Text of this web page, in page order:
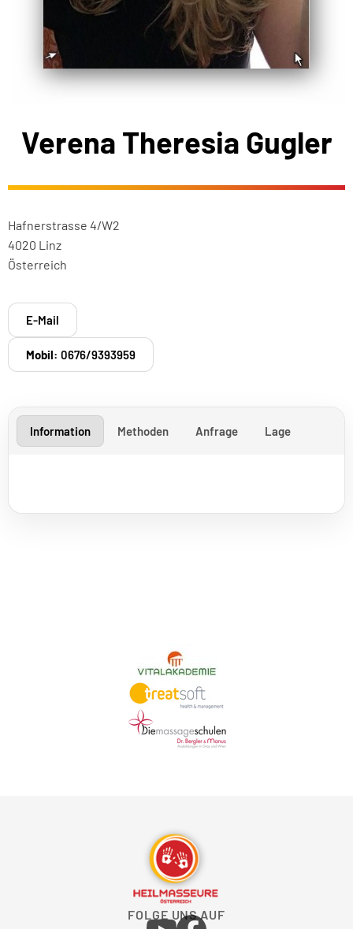
Verena Theresia Gugler
Hafnerstrasse 4/W2
4020 Linz
Österreich
E-Mail
Mobil: 0676/9393959
Information Methoden Anfrage Lage
FOLGE UNS AUF